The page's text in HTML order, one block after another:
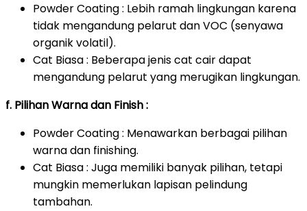
Powder Coating : Lebih ramah lingkungan karena
tidak mengandung pelarut dan VOC (senyawa
organik volatil).
Cat Biasa : Beberapa jenis cat cair dapat
mengandung pelarut yang merugikan lingkungan.
f. Pilihan Warna dan Finish :
Powder Coating : Menawarkan berbagai pilihan
warna dan finishing.
Cat Biasa : Juga memiliki banyak pilihan, tetapi
mungkin memerlukan lapisan pelindung
tambahan.